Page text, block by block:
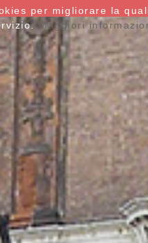
per migliorare la
Maggiori